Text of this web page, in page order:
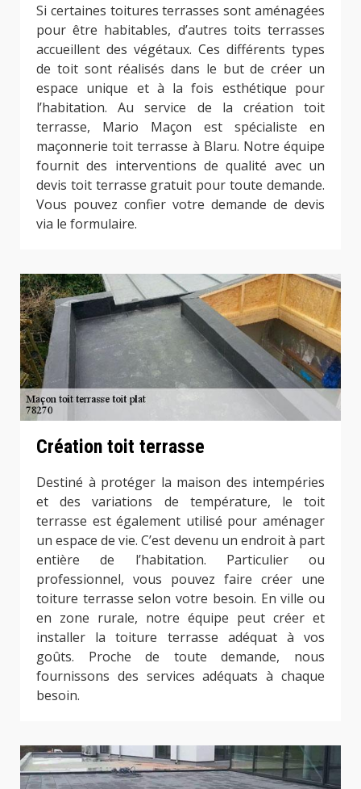
Si certaines toitures terrasses sont aménagées
pour être habitables, d’autres toits terrasses
accueillent des végétaux. Ces différents types
de toit sont réalisés dans le but de créer un
espace unique et à la fois esthétique pour
l’habitation. Au service de la création toit
terrasse, Mario Maçon est spécialiste en
maçonnerie toit terrasse à Blaru. Notre équipe
fournit des interventions de qualité avec un
devis toit terrasse gratuit pour toute demande.
Vous pouvez confier votre demande de devis
via le formulaire.
Création toit terrasse
Destiné à protéger la maison des intempéries
et des variations de température, le toit
terrasse est également utilisé pour aménager
un espace de vie. C’est devenu un endroit à part
entière de l’habitation. Particulier ou
professionnel, vous pouvez faire créer une
toiture terrasse selon votre besoin. En ville ou
en zone rurale, notre équipe peut créer et
installer la toiture terrasse adéquat à vos
goûts. Proche de toute demande, nous
fournissons des services adéquats à chaque
besoin.